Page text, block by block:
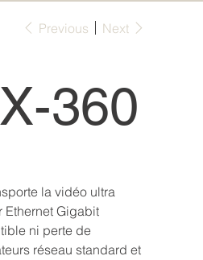
Previous Next
360
la vidéo ultra
Ethernet Gigabit
ni perte de
réseau standard et